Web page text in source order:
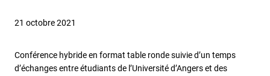
21 octobre 2021
Conférence hybride en format table ronde suivie d’un temps
d’échanges entre étudiants de l’Université d’Angers et des